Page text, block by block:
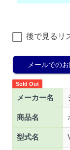
後で見るリ
メールでの
Sold Out
メーカー名
商品名
型式名